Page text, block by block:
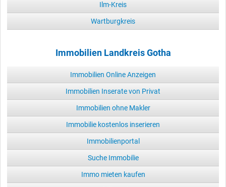
Ilm-Kreis
Wartburgkreis
Immobilien Landkreis Gotha
Immobilien Online Anzeigen
Immobilien Inserate von Privat
Immobilien ohne Makler
Immobilie kostenlos inserieren
Immobilienportal
Suche Immobilie
Immo mieten kaufen